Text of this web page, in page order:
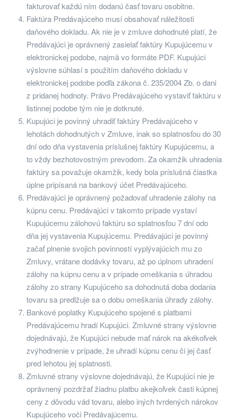
fakturovať každú ním dodanú časť tovaru osobitne.
Faktúra Predávajúceho musí obsahovať náležitosti
daňového dokladu. Ak nie je v zmluve dohodnuté platí, že
Predávajúci je oprávnený zasielať faktúry Kupujúcemu v
elektronickej podobe, najmä vo formáte PDF. Kupujúci
výslovne súhlasí s použitím daňového dokladu v
elektronickej podobe podľa zákona č. 235/2004 Zb. o dani
z pridanej hodnoty. Právo Predávajúceho vystaviť faktúru v
listinnej podobe tým nie je dotknuté.
Kupujúci je povinný uhradiť faktúry Predávajúceho v
lehotách dohodnutých v Zmluve, inak so splatnosťou do 30
dní odo dňa vystavenia príslušnej faktúry Kupujúcemu, a
to vždy bezhotovostným prevodom. Za okamžik uhradenia
faktúry sa považuje okamžik, kedy bola príslušná čiastka
úplne pripísaná na bankový účet Predávajúceho.
Predávajúci je oprávnený požadovať uhradenie zálohy na
kúpnu cenu. Predávajúci v takomto prípade vystaví
Kupujúcemu zálohovú faktúru so splatnosťou 7 dní odo
dňa jej vystavenia Kupujúcemu. Predávajúci je povinný
začať plnenie svojich povinností vyplývajúcich mu zo
Zmluvy, vrátane dodávky tovaru, až po úplnom uhradení
zálohy na kúpnu cenu a v prípade omeškania s úhradou
zálohy zo strany Kupujúceho sa dohodnutá doba dodania
tovaru sa predlžuje sa o dobu omeškania úhrady zálohy.
Bankové poplatky Kupujúceho spojené s platbami
Predávajúcemu hradí Kupujúci. Zmluvné strany výslovne
dojednávajú, že Kupujúci nebude mať nárok na akékoľvek
zvýhodnenie v prípade, že uhradí kúpnu cenu či jej časť
pred lehotou jej splatnosti.
Zmluvné strany výslovne dojednávajú, že Kupujúci nie je
oprávnený pozdržať žiadnu platbu akejkoľvek časti kúpnej
ceny z dôvodu vád tovaru, alebo iných tvrdených nárokov
Kupujúceho voči Predávajúcemu.